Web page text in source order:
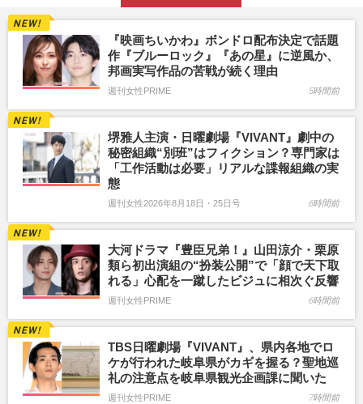
『映画ちいかわ』ボンドロ配布決定で話題
作『ブルーロック』『あの星』に逆風か、
邦画実写作品の苦戦が続く理由
週刊女性PRIME 5時間前
堺雅人主演・日曜劇場『VIVANT』劇中の
秘密組織“別班”はフィクション？専門家は
「工作活動は必要」リアルな諜報組織の実
態
週刊女性2026年8月18日・25日号 6時間前
大河ドラマ『豊臣兄弟！』山田涼介・栗原
類ら初出演組の“扮装公開”で「顔で天下取
れる」心配を一蹴したビジュに相次ぐ反響
週刊女性PRIME 6時間前
TBS日曜劇場『VIVANT』、県内各地でロ
ケが行われた岐阜県がカギを握る？聖地巡
礼の注意点を岐阜県観光企画課に聞いた
週刊女性PRIME 7時間前